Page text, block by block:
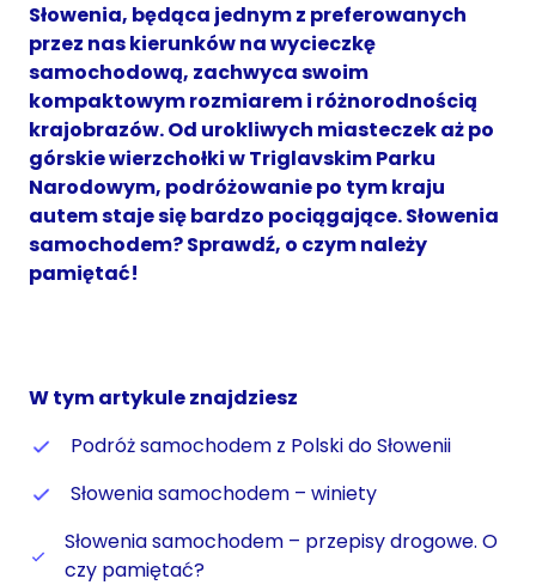
Słowenia, będąca jednym z preferowanych
przez nas kierunków na wycieczkę
samochodową, zachwyca swoim
kompaktowym rozmiarem i różnorodnością
krajobrazów. Od urokliwych miasteczek aż po
górskie wierzchołki w Triglavskim Parku
Narodowym, podróżowanie po tym kraju
autem staje się bardzo pociągające. Słowenia
samochodem? Sprawdź, o czym należy
pamiętać!
W tym artykule znajdziesz
Podróż samochodem z Polski do Słowenii
Słowenia samochodem – winiety
Słowenia samochodem – przepisy drogowe. O
czy pamiętać?